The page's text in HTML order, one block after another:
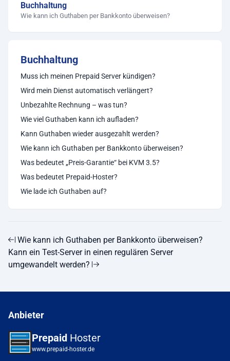
Buchhaltung
Wie kann ich Guthaben per Bankkonto überweisen?
Buchhaltung
Muss ich meinen Prepaid Server kündigen?
Wird mein Dienst automatisch verlängert?
Unbezahlte Rechnung – was tun?
Wie viel Guthaben kann ich aufladen?
Kann Guthaben wieder ausgezahlt werden?
Wie kann ich Guthaben per Bankkonto überweisen?
Was bedeutet „Preis-Garantie“ bei KVM 3.5?
Was bedeutet Prepaid-Hoster?
Wie lade ich Guthaben auf?
Wie kann ich Guthaben per Bankkonto überweisen?
Kann ein Test-Server in einen regulären Server
umgewandelt werden?
Anbieter
Prepaid Hoster
www.prepaid-hoster.de